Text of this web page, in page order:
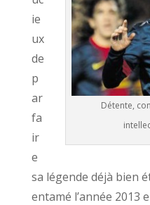
Détente,
ie
ux
de
p
ar
fa
ir
e
sa légende déjà bien
entamé l’année 2013